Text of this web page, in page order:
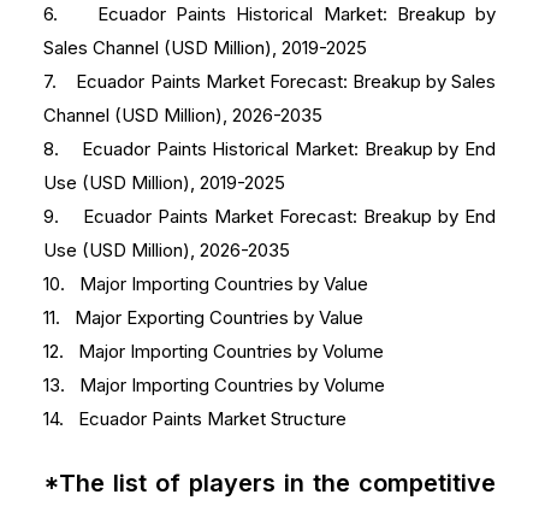
6. Ecuador Paints Historical Market: Breakup by
Sales Channel (USD Million), 2019-2025
7. Ecuador Paints Market Forecast: Breakup by Sales
Channel (USD Million), 2026-2035
8. Ecuador Paints Historical Market: Breakup by End
Use (USD Million), 2019-2025
9. Ecuador Paints Market Forecast: Breakup by End
Use (USD Million), 2026-2035
10. Major Importing Countries by Value
11. Major Exporting Countries by Value
12. Major Importing Countries by Volume
13. Major Importing Countries by Volume
14. Ecuador Paints Market Structure
*The list of players in the competitive